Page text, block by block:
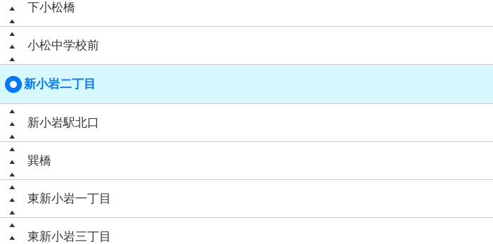
下小松橋
小松中学校前
新小岩二丁目
新小岩駅北口
巽橋
東新小岩一丁目
東新小岩三丁目